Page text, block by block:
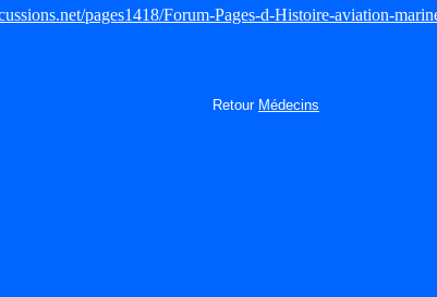
pages1418/Forum-Pages-d-Histoire-aviation-
Retour Médecins